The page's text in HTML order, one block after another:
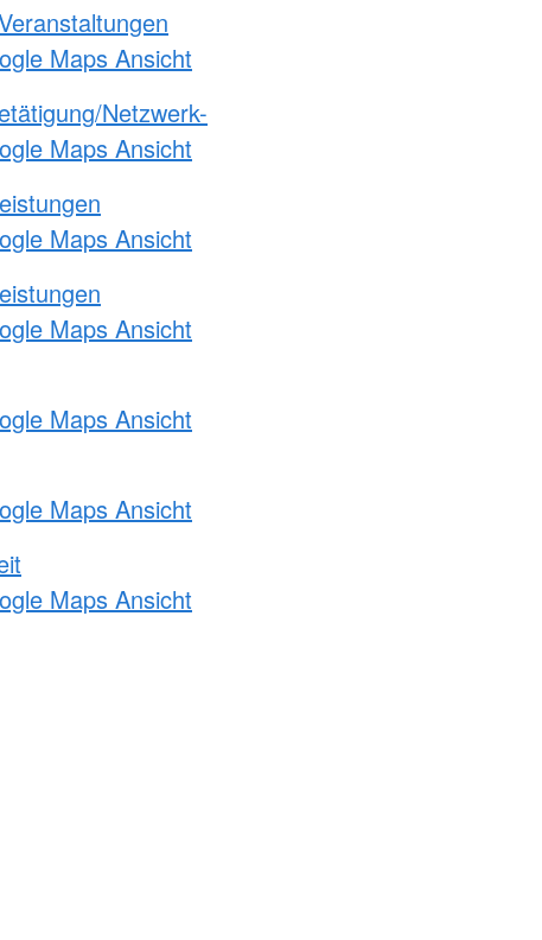
Maps Ansicht
Netzwerk-
Maps Ansicht
Maps Ansicht
Maps Ansicht
Maps Ansicht
Maps Ansicht
Maps Ansicht